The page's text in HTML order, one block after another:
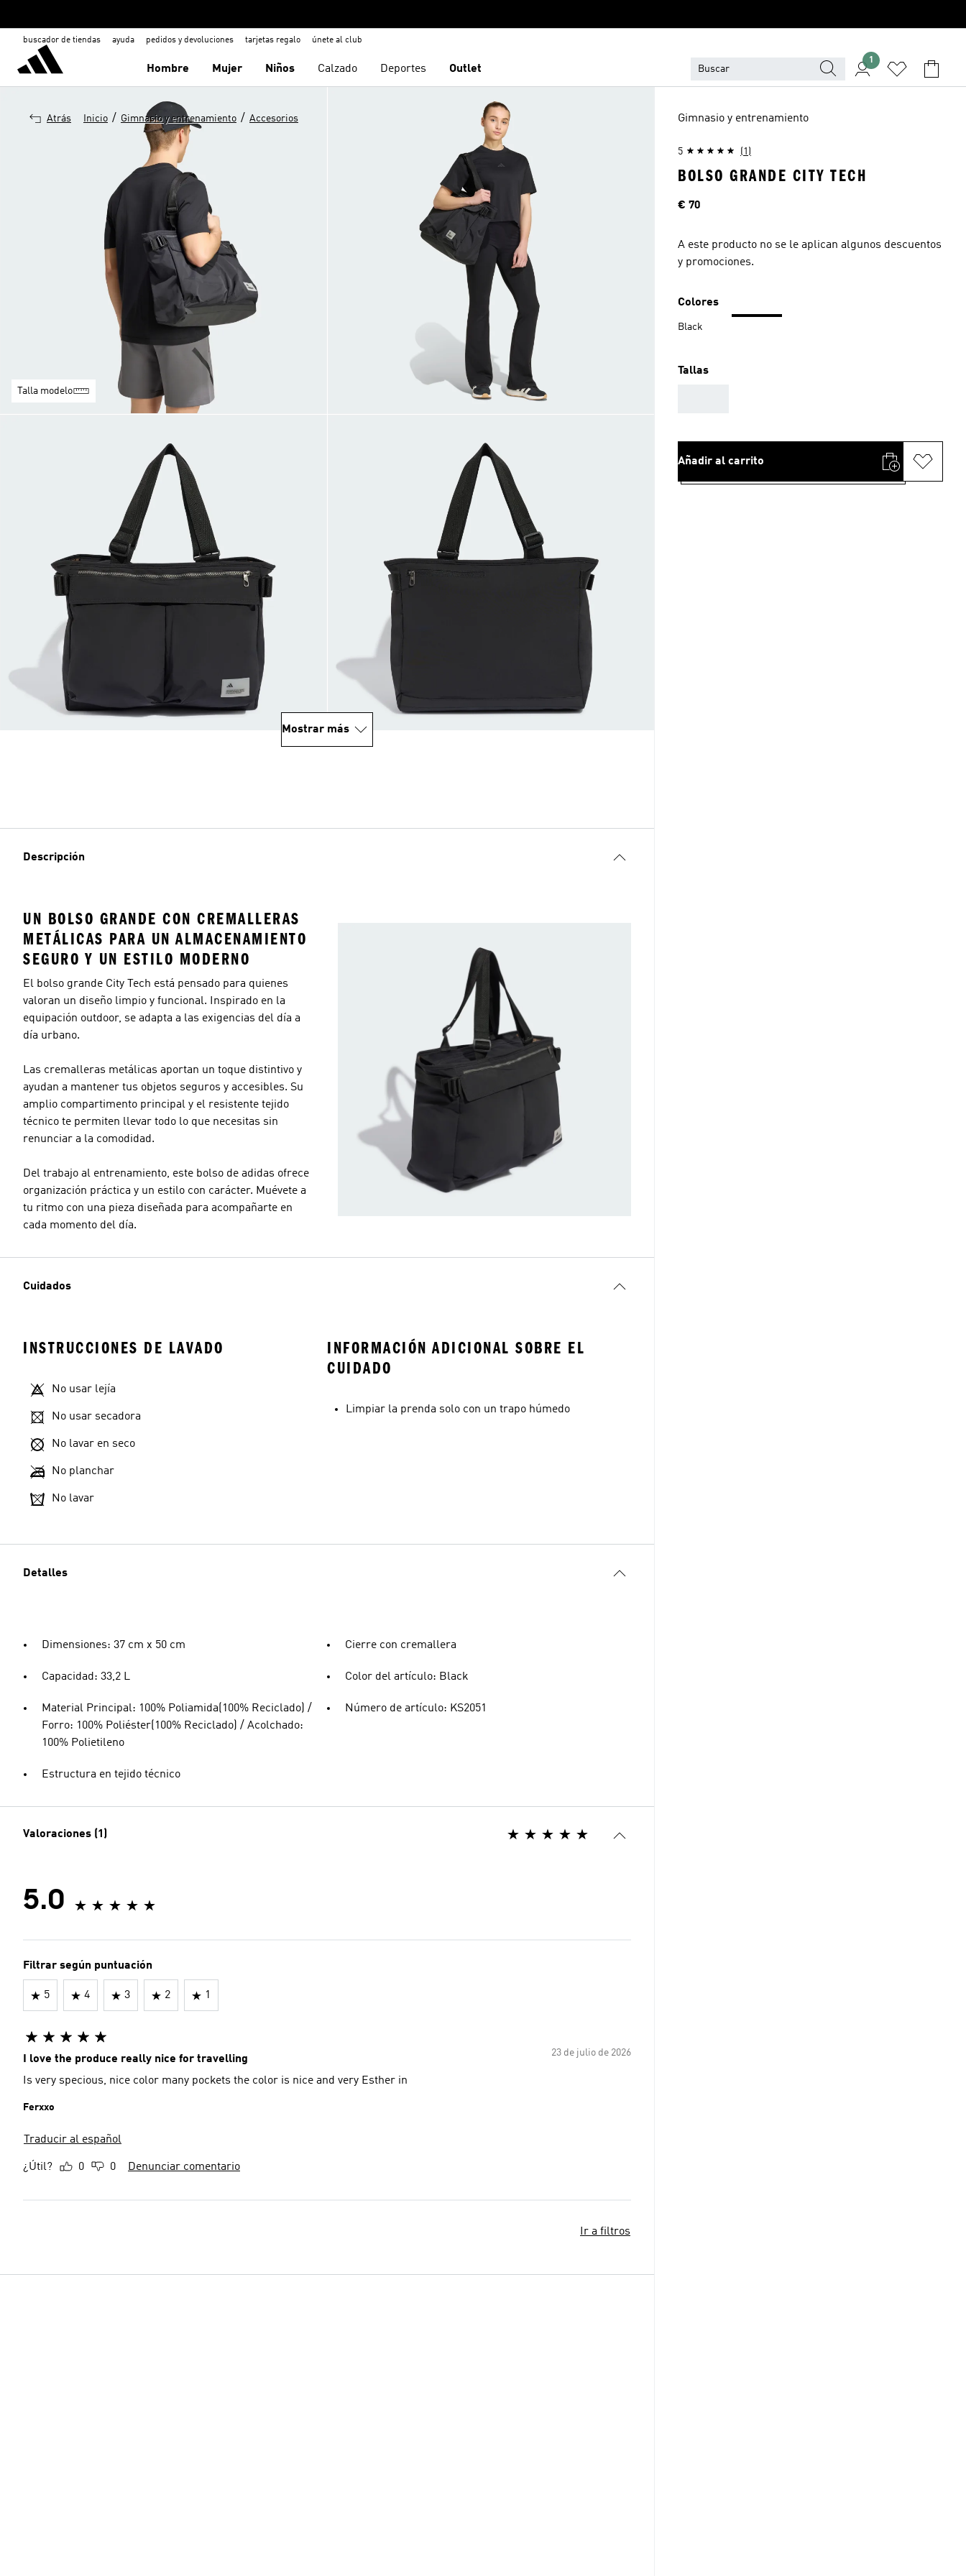
buscador de tiendas ayuda pedidos y devoluciones tarjetas regalo únete al club
Hombre Mujer Niños Calzado Deportes Outlet
1
Atrás Inicio / Gimnasio y entrenamiento / Accesorios
Talla modelo
Mostrar más
Descripción
UN BOLSO GRANDE CON CREMALLERAS
METÁLICAS PARA UN ALMACENAMIENTO
SEGURO Y UN ESTILO MODERNO
El bolso grande City Tech está pensado para quienes
valoran un diseño limpio y funcional. Inspirado en la
equipación outdoor, se adapta a las exigencias del día a
día urbano.
Las cremalleras metálicas aportan un toque distintivo y
ayudan a mantener tus objetos seguros y accesibles. Su
amplio compartimento principal y el resistente tejido
técnico te permiten llevar todo lo que necesitas sin
renunciar a la comodidad.
Del trabajo al entrenamiento, este bolso de adidas ofrece
organización práctica y un estilo con carácter. Muévete a
tu ritmo con una pieza diseñada para acompañarte en
cada momento del día.
Cuidados
INSTRUCCIONES DE LAVADO
No usar lejía
No usar secadora
No lavar en seco
No planchar
No lavar
INFORMACIÓN ADICIONAL SOBRE EL
CUIDADO
Limpiar la prenda solo con un trapo húmedo
Detalles
Dimensiones: 37 cm x 50 cm
Capacidad: 33,2 L
Material Principal: 100% Poliamida(100% Reciclado) /
Forro: 100% Poliéster(100% Reciclado) / Acolchado:
100% Polietileno
Estructura en tejido técnico
Cierre con cremallera
Color del artículo: Black
Número de artículo: KS2051
Valoraciones (1)
5.0
Filtrar según puntuación
5 4 3 2 1
23 de julio de 2026
I love the produce really nice for travelling
Is very specious, nice color many pockets the color is nice and very Esther in
Ferxxo
Traducir al español
¿Útil? 0 0 Denunciar comentario
Ir a filtros
Gimnasio y entrenamiento
5 (1)
BOLSO GRANDE CITY TECH
Precio
€ 70
A este producto no se le aplican algunos descuentos
y promociones.
Colores
Black
Tallas
Añadir al carrito